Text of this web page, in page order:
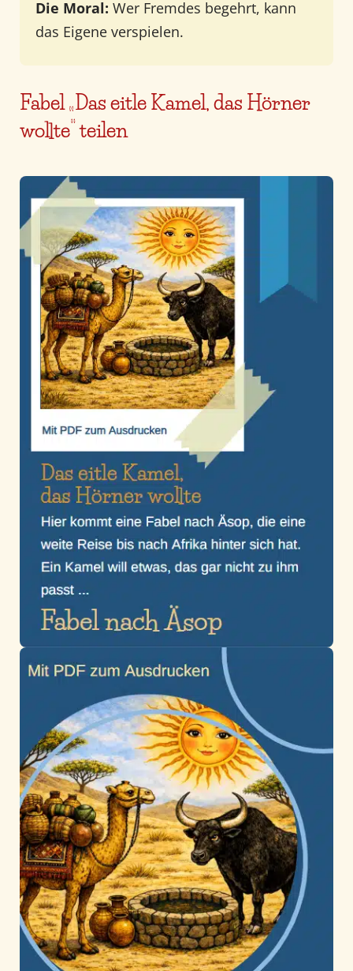
Die Moral: Wer Fremdes begehrt, kann
das Eigene verspielen.
Fabel „Das eitle Kamel, das Hörner
wollte“ teilen